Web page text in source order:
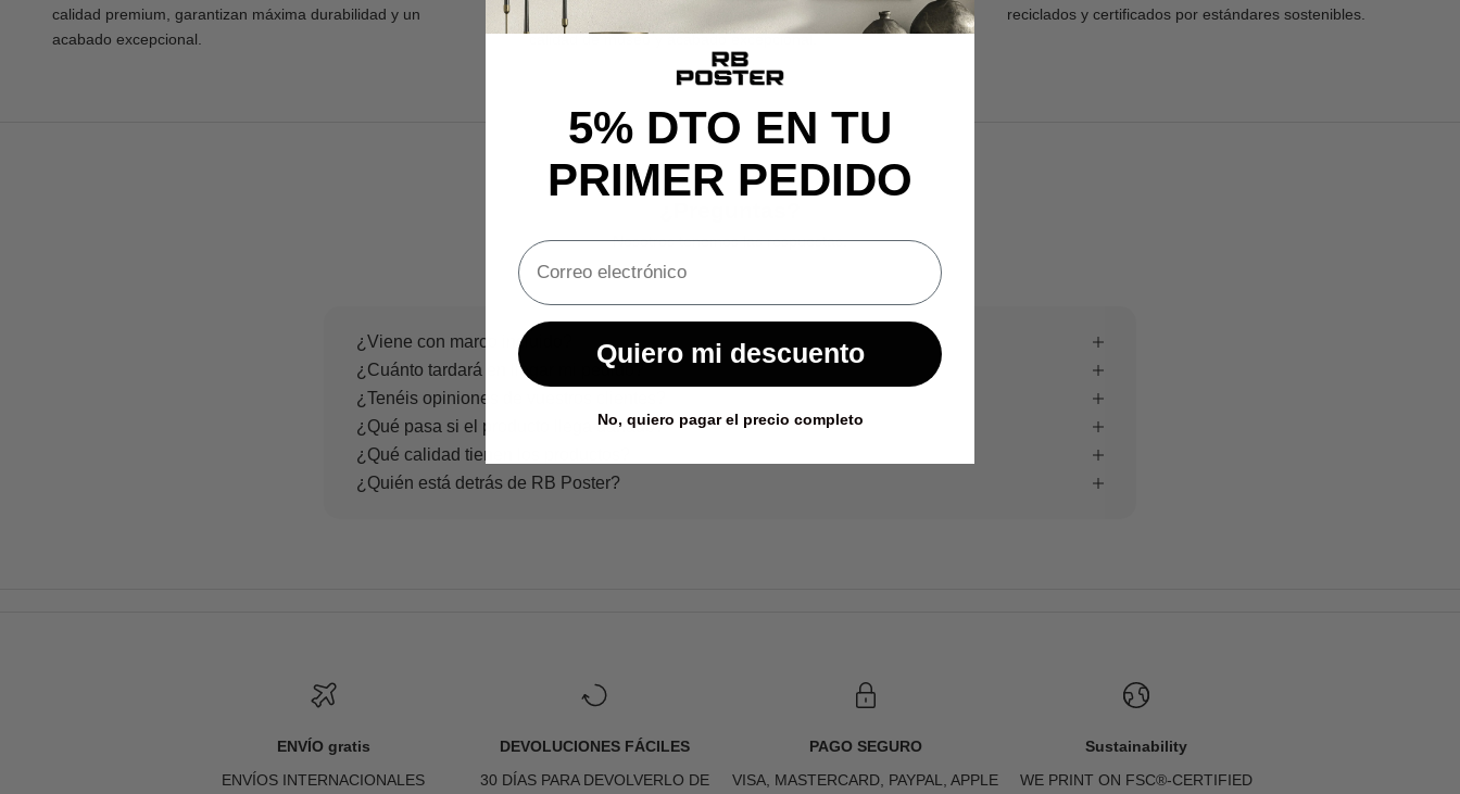
calidad premium, garantizan máxima durabilidad y un
acabado excepcional.
definición hasta el montaje final, ofreciendo una pieza con
calidad de museo y acabado excepcional.
reciclados y certificados por estándares sostenibles.
Nosotros tenemos las respuestas.
¿Viene con marco incluido?
¿Cuánto tardará en llegar mi pedido?
¿Tenéis opiniones de vuestros clientes?
¿Qué pasa si el producto llega dañado?
¿Qué calidad tienen los productos?
¿Quién está detrás de RB Poster?
ENVÍO gratis
ENVÍOS INTERNACIONALES
DEVOLUCIONES FÁCILES
30 DÍAS PARA DEVOLVERLO DE
PAGO SEGURO
VISA, MASTERCARD, PAYPAL, APPLE
Sustainability
WE PRINT ON FSC®-CERTIFIED
5% DTO EN TU
PRIMER PEDIDO
Quiero mi descuento
No, quiero pagar el precio completo